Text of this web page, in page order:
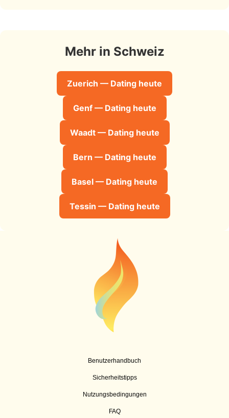
Mehr in Schweiz
Zuerich — Dating heute
Genf — Dating heute
Waadt — Dating heute
Bern — Dating heute
Basel — Dating heute
Tessin — Dating heute
Benutzerhandbuch
Sicherheitstipps
Nutzungsbedingungen
FAQ